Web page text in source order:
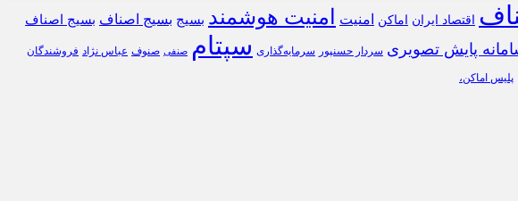
اقتصاد ایران اماکن امنیت امنیت هوشمند بسیج بسیج اصناف بسیج اصناف
پایش تصویری سردار حسنپور سرمایه‌گذاری سپتام صنفی صنوف عباس نژاد فروشندگان
پلیس اماکن،